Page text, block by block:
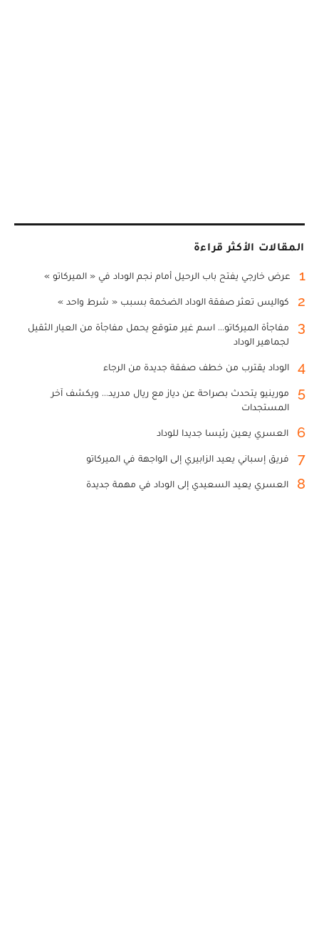
المقالات الأكثر قراءة
1 عرض خارجي يفتح باب الرحيل أمام نجم الوداد في « الميركاتو »
2 كواليس تعثر صفقة الوداد الضخمة بسبب « شرط واحد »
3
مفاجأة الميركاتو... اسم غير متوقع يحمل مفاجأة من العيار الثقيل
لجماهير الوداد
4 الوداد يقترب من خطف صفقة جديدة من الرجاء
5
مورينيو يتحدث بصراحة عن دياز مع ريال مدريد... ويكشف آخر
المستجدات
6 العسري يعين رئيسا جديدا للوداد
7 فريق إسباني يعيد الزابيري إلى الواجهة في الميركاتو
8 العسري يعيد السعيدي إلى الوداد في مهمة جديدة